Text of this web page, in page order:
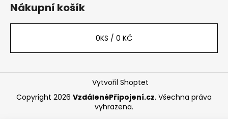
Nákupní košík
0KS / 0 KČ
Vytvořil Shoptet
Copyright 2026 VzdálenéPřipojení.cz. Všechna práva
vyhrazena.